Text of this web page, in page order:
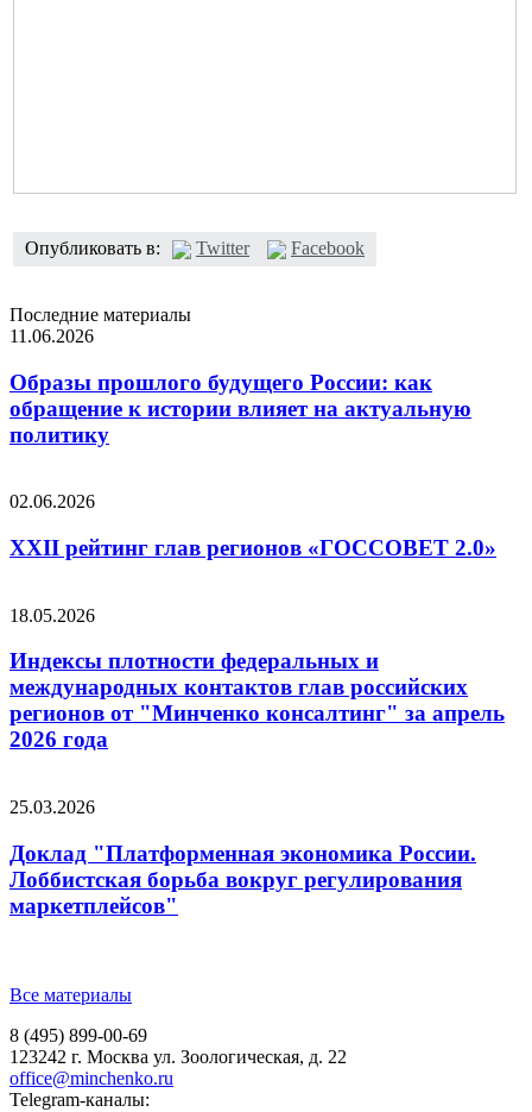
Опубликовать в: Twitter Facebook
Последние материалы
11.06.2026
Образы прошлого будущего России: как
обращение к истории влияет на актуальную
политику
02.06.2026
XXII рейтинг глав регионов «ГОССОВЕТ 2.0»
18.05.2026
Индексы плотности федеральных и
международных контактов глав российских
регионов от "Минченко консалтинг" за апрель
2026 года
25.03.2026
Доклад "Платформенная экономика России.
Лоббистская борьба вокруг регулирования
маркетплейсов"
Все материалы
8 (495) 899-00-69
123242 г. Москва ул. Зоологическая, д. 22
office@minchenko.ru
Telegram-каналы: